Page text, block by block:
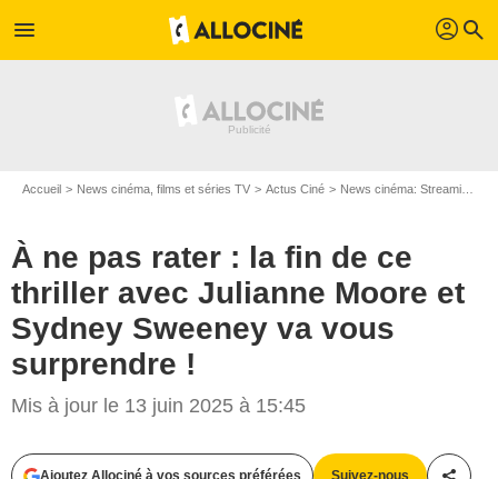
menu profil search
Accueil News cinéma, films et séries TV Actus Ciné News cinéma: Streaming
À ne pas rater : la fin de ce
thriller avec Julianne Moore et
Sydney Sweeney va vous
surprendre !
Mis à jour le 13 juin 2025 à 15:45
Ajoutez Allociné à vos sources préférées Suivez-nous